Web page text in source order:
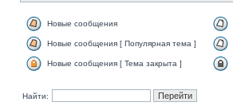
Новые сообщения
Новые сообщения [ Популярная тема ]
Новые сообщения [ Тема закрыта ]
Найти: